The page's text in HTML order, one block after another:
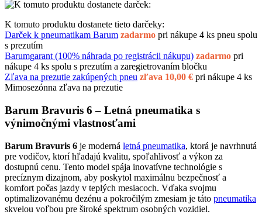
K tomuto produktu dostanete tieto darčeky:
Darček k pneumatikam Barum zadarmo pri nákupe 4 ks pneu spolu
s prezutím
Barumgarant (100% náhrada po registrácii nákupu) zadarmo pri
nákupe 4 ks spolu s prezutím a zaregietrovaním bločku
Zľava na prezutie zakúpených pneu zľava 10,00 € pri nákupe 4 ks
Mimosezónna zľava na prezutie
Barum Bravuris 6 – Letná pneumatika s
výnimočnými vlastnosťami
Barum Bravuris 6 je moderná letná pneumatika, ktorá je navrhnutá
pre vodičov, ktorí hľadajú kvalitu, spoľahlivosť a výkon za
dostupnú cenu. Tento model spája inovatívne technológie s
precíznym dizajnom, aby poskytol maximálnu bezpečnosť a
komfort počas jazdy v teplých mesiacoch. Vďaka svojmu
optimalizovanému dezénu a pokročilým zmesiam je táto pneumatika
skvelou voľbou pre široké spektrum osobných vozidiel.